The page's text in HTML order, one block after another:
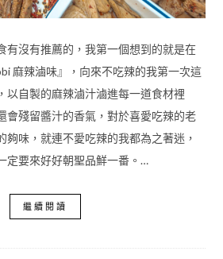
有沒有推薦的，我第一個想到的就是在
麻辣滷味』，向來不吃辣的我第一次這
以自製的麻辣滷汁滷進每一道食材裡
會殘留醬汁的香氣，對於喜愛吃辣的老
夠味，就連不愛吃辣的我都為之著迷，
定要來好好朝聖品鮮一番。…
繼續閱讀